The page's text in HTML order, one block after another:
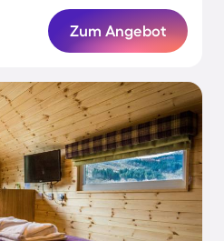
Zum Angebot